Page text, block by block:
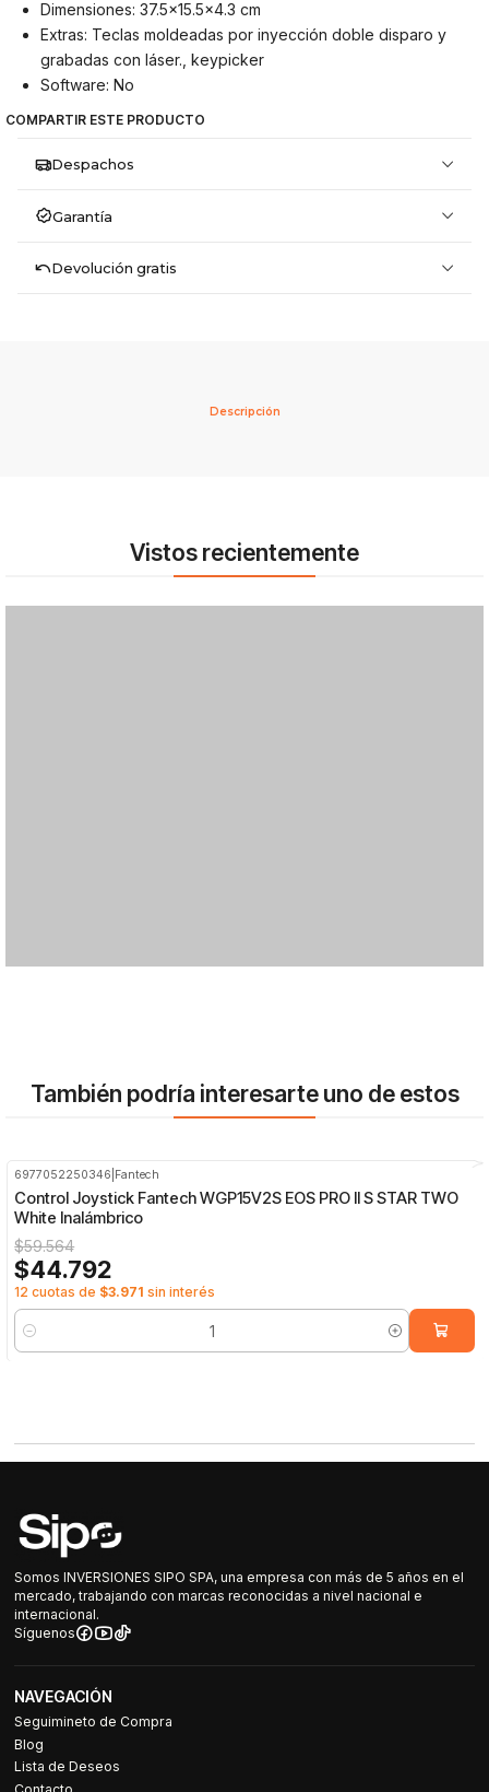
Dimensiones: 37.5×15.5×4.3 cm
Extras: Teclas moldeadas por inyección doble disparo y
grabadas con láser., keypicker
Software: No
COMPARTIR ESTE PRODUCTO
Despachos
Garantía
Devolución gratis
Descripción
Vistos recientemente
También podría interesarte uno de estos
6977052250346 Fantech
Control Joystick Fantech WGP15V2S EOS PRO II S STAR TWO
White Inalámbrico
$59.564
$44.792
12 cuotas de $3.971 sin interés
Cantidad
Somos INVERSIONES SIPO SPA, una empresa con más de 5 años en el
mercado, trabajando con marcas reconocidas a nivel nacional e
internacional.
Síguenos
NAVEGACIÓN
Seguimineto de Compra
Blog
Lista de Deseos